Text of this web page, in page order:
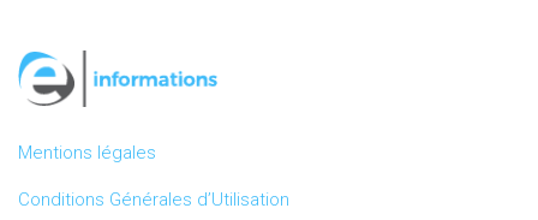
Mentions légales
Conditions Générales d’Utilisation